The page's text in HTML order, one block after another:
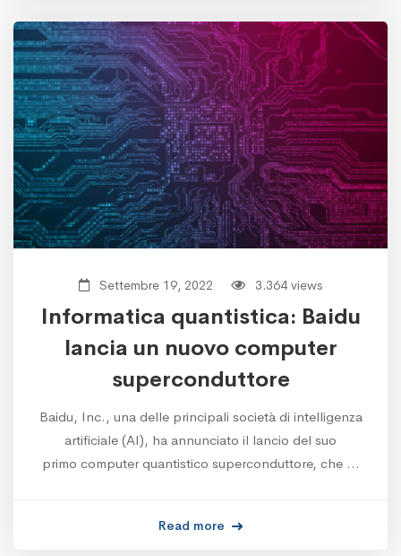
Settembre 19, 2022 3.364 views
Informatica quantistica: Baidu
lancia un nuovo computer
superconduttore
Baidu, Inc., una delle principali società di intelligenza
artificiale (AI), ha annunciato il lancio del suo
primo computer quantistico superconduttore, che …
Read more